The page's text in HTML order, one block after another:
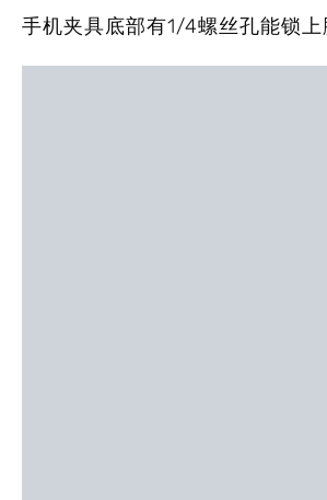
手机夹具底部有1/4螺丝孔能锁上